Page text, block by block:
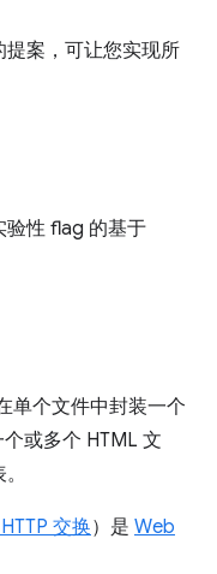
案，可让您实现所
验性 flag 的基于
单个文件中封装一个
或多个 HTML 文
交换）是 Web